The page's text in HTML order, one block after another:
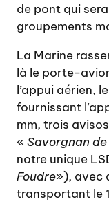
de pont qui
groupements
La Marine
là le porte-
l’appui aérien,
fournissant
mm, trois
« Savorgnan
notre unique
Foudre»), avec
transportant le 1